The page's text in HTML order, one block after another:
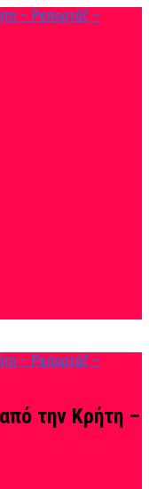
την Κρήτη –